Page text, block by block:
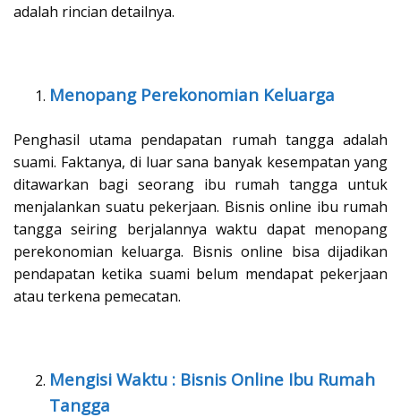
adalah rincian detailnya.
Menopang Perekonomian Keluarga
Penghasil utama pendapatan rumah tangga adalah
suami. Faktanya, di luar sana banyak kesempatan yang
ditawarkan bagi seorang ibu rumah tangga untuk
menjalankan suatu pekerjaan. Bisnis online ibu rumah
tangga seiring berjalannya waktu dapat menopang
perekonomian keluarga. Bisnis online bisa dijadikan
pendapatan ketika suami belum mendapat pekerjaan
atau terkena pemecatan.
Mengisi Waktu : Bisnis Online Ibu Rumah
Tangga